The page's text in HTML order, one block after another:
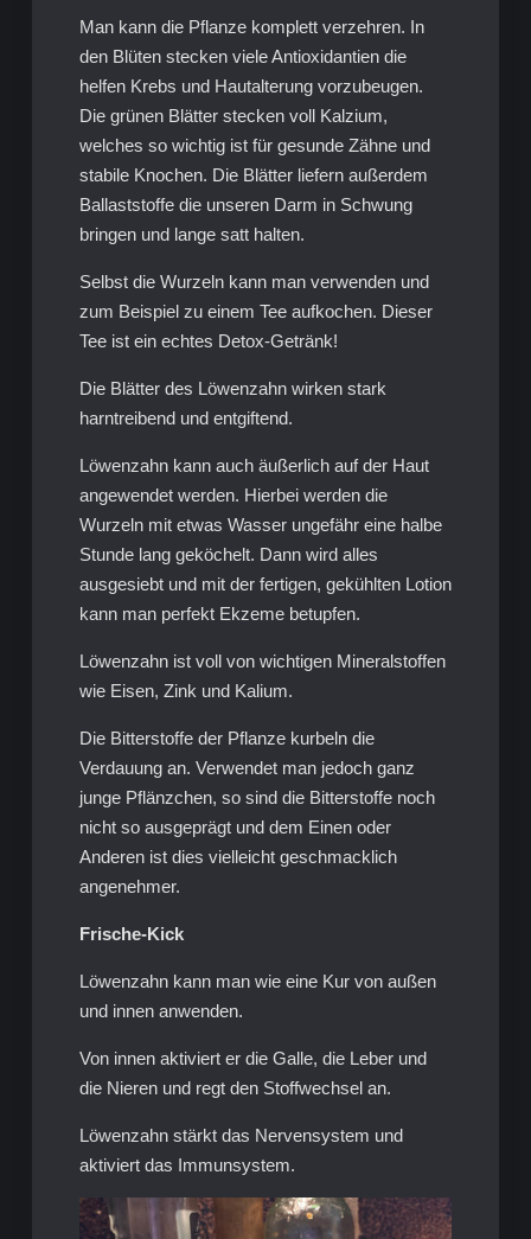
Man kann die Pflanze komplett verzehren. In
den Blüten stecken viele Antioxidantien die
helfen Krebs und Hautalterung vorzubeugen.
Die grünen Blätter stecken voll Kalzium,
welches so wichtig ist für gesunde Zähne und
stabile Knochen. Die Blätter liefern außerdem
Ballaststoffe die unseren Darm in Schwung
bringen und lange satt halten.
Selbst die Wurzeln kann man verwenden und
zum Beispiel zu einem Tee aufkochen. Dieser
Tee ist ein echtes Detox-Getränk!
Die Blätter des Löwenzahn wirken stark
harntreibend und entgiftend.
Löwenzahn kann auch äußerlich auf der Haut
angewendet werden. Hierbei werden die
Wurzeln mit etwas Wasser ungefähr eine halbe
Stunde lang geköchelt. Dann wird alles
ausgesiebt und mit der fertigen, gekühlten Lotion
kann man perfekt Ekzeme betupfen.
Löwenzahn ist voll von wichtigen Mineralstoffen
wie Eisen, Zink und Kalium.
Die Bitterstoffe der Pflanze kurbeln die
Verdauung an. Verwendet man jedoch ganz
junge Pflänzchen, so sind die Bitterstoffe noch
nicht so ausgeprägt und dem Einen oder
Anderen ist dies vielleicht geschmacklich
angenehmer.
Frische-Kick
Löwenzahn kann man wie eine Kur von außen
und innen anwenden.
Von innen aktiviert er die Galle, die Leber und
die Nieren und regt den Stoffwechsel an.
Löwenzahn stärkt das Nervensystem und
aktiviert das Immunsystem.